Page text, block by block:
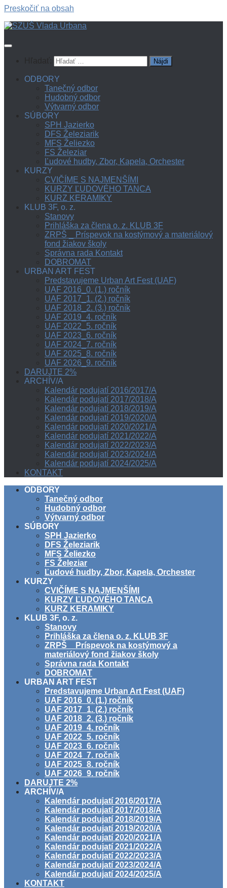
Preskočiť na obsah
ODBORY
Tanečný odbor
Hudobný odbor
Výtvarný odbor
SÚBORY
SPH Jazierko
DFS Železiarik
MFS Želiezko
FS Železiar
Ľudové hudby, Zbor, Kapela, Orchester
KURZY
CVIČÍME S NAJMENŠÍMI
KURZY ĽUDOVÉHO TANCA
KURZ KERAMIKY
KLUB 3F, o. z.
Stanovy
Prihláška za člena o. z. KLUB 3F
ZRPŠ _ Príspevok na kostýmový a materiálový
fond žiakov školy
Správna rada Kontakt
DOBROMAT
URBAN ART FEST
Predstavujeme Urban Art Fest (UAF)
UAF 2016_0. (1.) ročník
UAF 2017_1. (2.) ročník
UAF 2018_2. (3.) ročník
UAF 2019_4. ročník
UAF 2022_5. ročník
UAF 2023_6. ročník
UAF 2024_7. ročník
UAF 2025_8. ročník
UAF 2026_9. ročník
DARUJTE 2%
ARCHÍV/A
Kalendár podujatí 2016/2017/A
Kalendár podujatí 2017/2018/A
Kalendár podujatí 2018/2019/A
Kalendár podujatí 2019/2020/A
Kalendár podujatí 2020/2021/A
Kalendár podujatí 2021/2022/A
Kalendár podujatí 2022/2023/A
Kalendár podujatí 2023/2024/A
Kalendár podujatí 2024/2025/A
KONTAKT
ODBORY
Tanečný odbor
Hudobný odbor
Výtvarný odbor
SÚBORY
SPH Jazierko
DFS Železiarik
MFS Želiezko
FS Železiar
Ľudové hudby, Zbor, Kapela, Orchester
KURZY
CVIČÍME S NAJMENŠÍMI
KURZY ĽUDOVÉHO TANCA
KURZ KERAMIKY
KLUB 3F, o. z.
Stanovy
Prihláška za člena o. z. KLUB 3F
ZRPŠ _ Príspevok na kostýmový a
materiálový fond žiakov školy
Správna rada Kontakt
DOBROMAT
URBAN ART FEST
Predstavujeme Urban Art Fest (UAF)
UAF 2016_0. (1.) ročník
UAF 2017_1. (2.) ročník
UAF 2018_2. (3.) ročník
UAF 2019_4. ročník
UAF 2022_5. ročník
UAF 2023_6. ročník
UAF 2024_7. ročník
UAF 2025_8. ročník
UAF 2026_9. ročník
DARUJTE 2%
ARCHÍV/A
Kalendár podujatí 2016/2017/A
Kalendár podujatí 2017/2018/A
Kalendár podujatí 2018/2019/A
Kalendár podujatí 2019/2020/A
Kalendár podujatí 2020/2021/A
Kalendár podujatí 2021/2022/A
Kalendár podujatí 2022/2023/A
Kalendár podujatí 2023/2024/A
Kalendár podujatí 2024/2025/A
KONTAKT